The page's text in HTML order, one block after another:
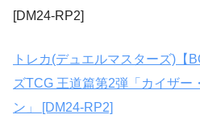
[DM24-RP2]
トレカ(デュエルマスターズ)【
ズTCG 王道篇第2弾「カイザー
ン」 [DM24-RP2]